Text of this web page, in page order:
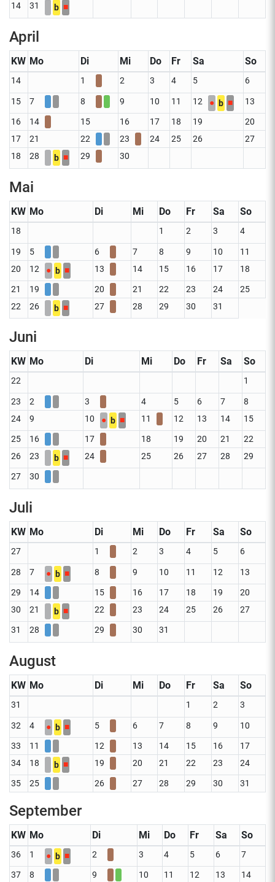
14
31 b ■
April
KW Mo Di Mi Do Fr Sa So
14 1 2 3 4 5 6
15 7 8 9 10 11 12 ● b ■ 13
16 14 15 16 17 18 19
20
17
21 22 23 24 25 26
27
18
28 b ■ 29 30
Mai
KW Mo Di Mi Do Fr Sa So
18 1 2 3 4
19 5 6 7 8 9 10
11
20
12 ● b ■ 13 14 15 16 17 18
21 19 20 21 22 23 24
25
22
26 b ■ 27 28 29 30 31
Juni
KW Mo Di Mi Do Fr Sa So
22 1
23 2 3 4 5 6 7
8
24
9 10 ● b ■ 11 12 13 14 15
25 16 17 18 19 20 21
22
26
23 b ■ 24 25 26 27 28 29
27 30
Juli
KW Mo Di Mi Do Fr Sa So
27 1 2 3 4 5 6
28 7 ● b ■ 8 9 10 11 12 13
29 14 15 16 17 18 19
20
30
21 b ■ 22 23 24 25 26 27
31 28 29 30 31
August
KW Mo Di Mi Do Fr Sa So
31 1 2 3
32 4 ● b ■ 5 6 7 8 9 10
33 11 12 13 14 15 16
17
34
18 b ■ 19 20 21 22 23 24
35 25 26 27 28 29 30 31
September
KW Mo Di Mi Do Fr Sa So
36 1 ● b ■ 2 3 4 5 6 7
37 8 9 10 11 12 13 14